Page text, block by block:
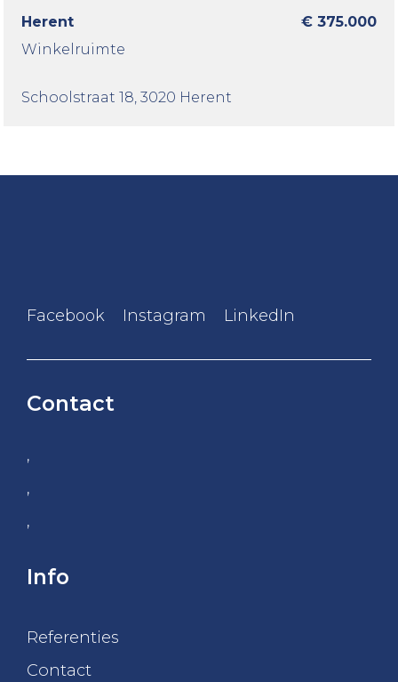
Herent
€ 375.000
Winkelruimte
Schoolstraat 18 , 3020 Herent
Facebook Instagram LinkedIn
Contact
,
,
,
Info
Referenties
Contact